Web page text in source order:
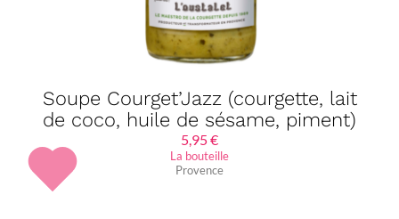
Soupe Courget’Jazz (courgette, lait
de coco, huile de sésame, piment)
5,95€
La bouteille
Provence